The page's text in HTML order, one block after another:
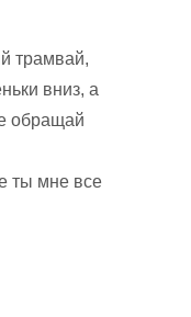
трамвай,
вниз, а
обращай
ты мне все